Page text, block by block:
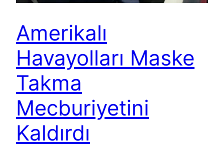
Amerikalı
Havayolları Maske
Takma
Mecburiyetini
Kaldırdı